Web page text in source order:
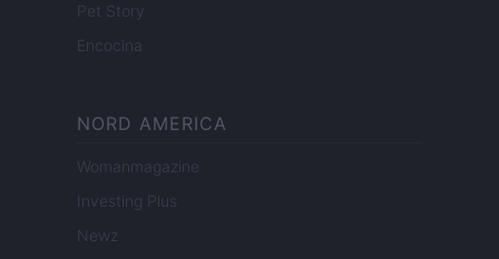
Pet Story
Encocina
NORD AMERICA
Womanmagazine
Investing Plus
Newz